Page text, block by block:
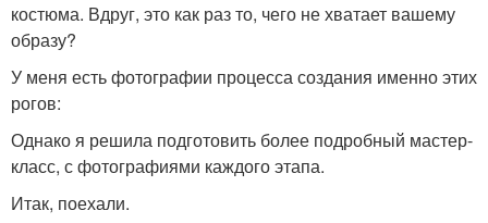
костюма. Вдруг, это как раз то, чего не хватает вашему
образу?
У меня есть фотографии процесса создания именно этих
рогов:
Однако я решила подготовить более подробный мастер-
класс, с фотографиями каждого этапа.
Итак, поехали.